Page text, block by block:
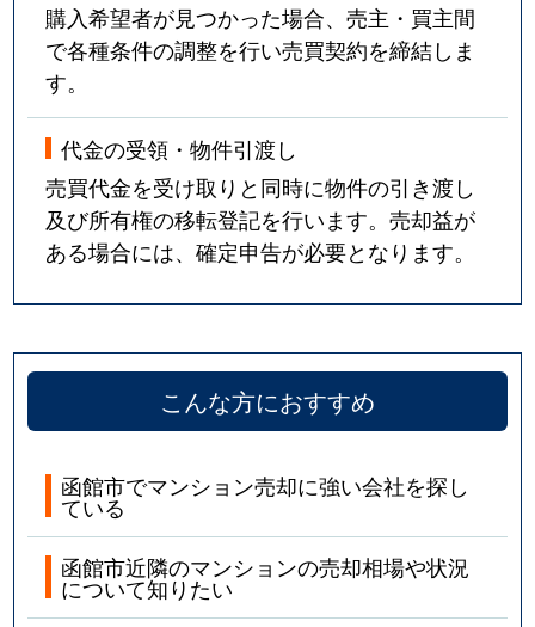
購入希望者が見つかった場合、売主・買主間
で各種条件の調整を行い売買契約を締結しま
す。
代金の受領・物件引渡し
売買代金を受け取りと同時に物件の引き渡し
及び所有権の移転登記を行います。売却益が
ある場合には、確定申告が必要となります。
こんな方におすすめ
函館市でマンション売却に強い会社を探し
ている
函館市近隣のマンションの売却相場や状況
について知りたい